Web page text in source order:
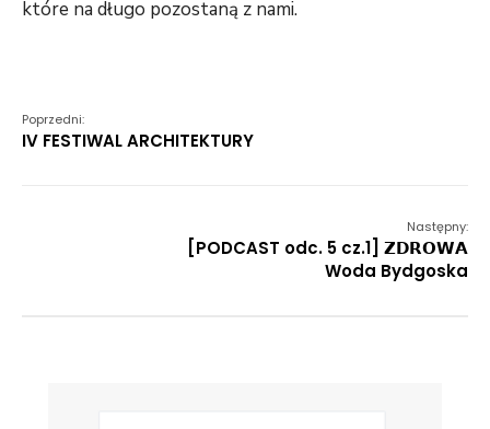
które na długo pozostaną z nami.
Poprzedni:
IV FESTIWAL ARCHITEKTURY
Następny:
[PODCAST odc. 5 cz.1] 𝗭𝗗𝗥𝗢𝗪𝗔
Woda Bydgoska